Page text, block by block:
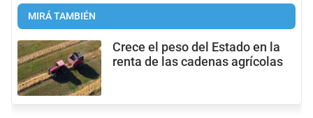
MIRÁ TAMBIÉN
Crece el peso del Estado en la
renta de las cadenas agrícolas